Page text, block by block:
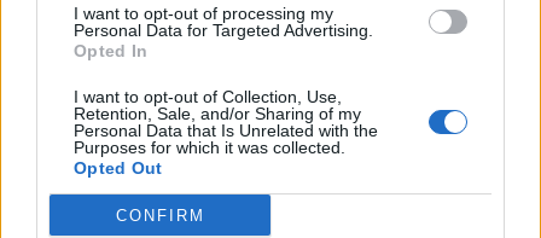
I want to opt-out of processing my
Personal Data for Targeted Advertising.
Opted In
I want to opt-out of Collection, Use,
Retention, Sale, and/or Sharing of my
Personal Data that Is Unrelated with the
Purposes for which it was collected.
Opted Out
CONFIRM
Πήραν «φωτιά» καύσιμα, κρέας
και αεροπορικά εισιτήρια
Ετήσιες ανατιμήσεις έως 53,2%
κατέγραψε η ΕΛΣΤΑΤ. Επτά
βασικά αγαθά και υπηρεσίες
εμφανίζουν αυξήσεις με διψήφιο